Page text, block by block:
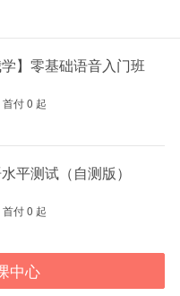
怎么说？
怎么说？
怎么说？
学】零基础语音入门班
付 0 起
平测试（自测版）
付 0 起
中心